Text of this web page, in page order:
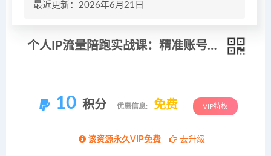
最近更新：2026年6月21日
个人IP流量陪跑实战课：精准账号定位搭建，AI批量产出爆款短视频引流
10 积分 优惠信息: 免费 VIP特权
该资源永久VIP免费 去升级